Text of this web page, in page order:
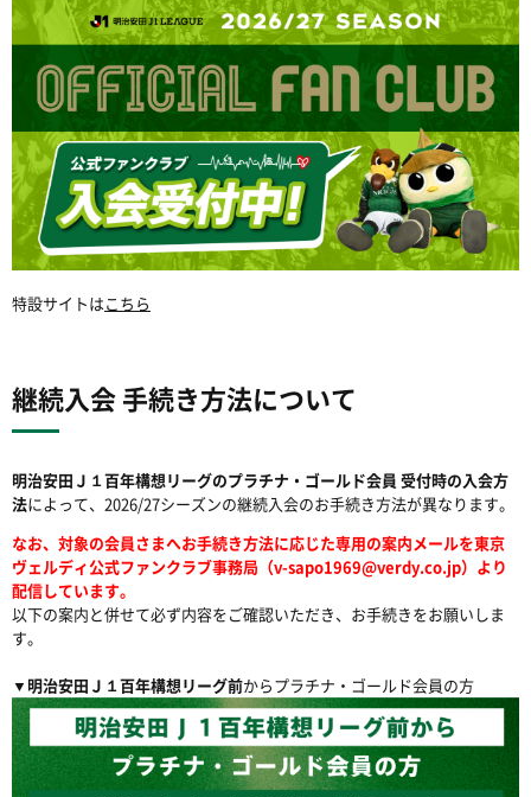
特設サイトはこちら
継続入会 手続き方法について
明治安田Ｊ１百年構想リーグのプラチナ・ゴールド会員 受付時の入会方
法によって、2026/27シーズンの継続入会のお手続き方法が異なります。
なお、対象の会員さまへお手続き方法に応じた専用の案内メールを東京
ヴェルディ公式ファンクラブ事務局（v-sapo1969@verdy.co.jp）より
配信しています。
以下の案内と併せて必ず内容をご確認いただき、お手続きをお願いしま
す。
▼明治安田Ｊ１百年構想リーグ前からプラチナ・ゴールド会員の方